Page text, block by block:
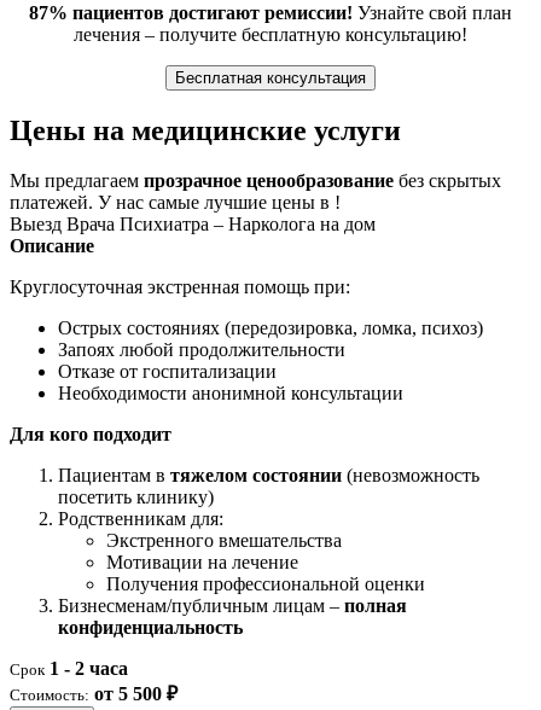
87% пациентов достигают ремиссии! Узнайте свой план
лечения – получите бесплатную консультацию!
Бесплатная консультация
Цены на медицинские услуги
Мы предлагаем прозрачное ценообразование без скрытых
платежей. У нас самые лучшие цены в !
Выезд Врача Психиатра – Нарколога на дом
Описание
Круглосуточная экстренная помощь при:
Острых состояниях (передозировка, ломка, психоз)
Запоях любой продолжительности
Отказе от госпитализации
Необходимости анонимной консультации
Для кого подходит
Пациентам в тяжелом состоянии (невозможность
посетить клинику)
Родственникам для:
Экстренного вмешательства
Мотивации на лечение
Получения профессиональной оценки
Бизнесменам/публичным лицам – полная
конфиденциальность
Срок 1 - 2 часа
Стоимость: от 5 500 ₽